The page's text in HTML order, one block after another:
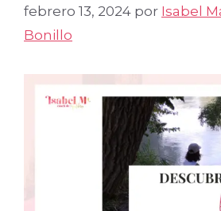
febrero 13, 2024 por Isabel
Bonillo